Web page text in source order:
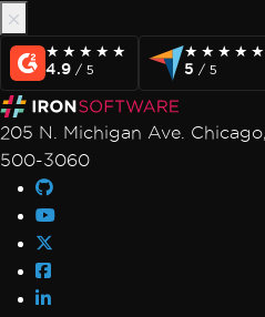
★★★★★
★★★★★
4.9 / 5
★★★★★
★★★★★
5 / 5
205 N. Michigan Ave.
500-3060